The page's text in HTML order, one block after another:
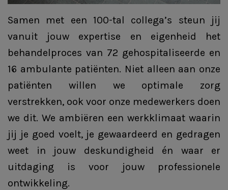
Samen met een 100-tal collega’s steun jij
vanuit jouw expertise en eigenheid het
behandelproces van 72 gehospitaliseerde en
16 ambulante patiënten. Niet alleen aan onze
patiënten willen we optimale zorg
verstrekken, ook voor onze medewerkers doen
we dit. We ambiëren een werkklimaat waarin
jij je goed voelt, je gewaardeerd en gedragen
weet in jouw deskundigheid én waar er
uitdaging is voor jouw professionele
ontwikkeling.